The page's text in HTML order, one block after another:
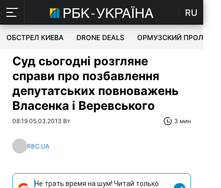
RU
ОБСТРЕЛ КИЕВА DRONE DEALS ОРМУЗСКИЙ ПРОЛИВ
Суд сьогодні розгляне
справи про позбавлення
депутатських повноважень
Власенка і Веревського
08:19 05.03.2013 Вт 3 мин
RBC.UA
Не трать время на шум! Читай только